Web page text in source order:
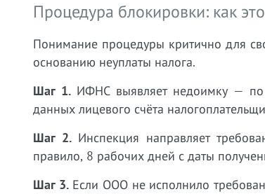
Процедура блокировки: как
Понимание процедуры критично для
основанию неуплаты налога.
Шаг 1.ИФНС выявляет недоимку — по
данных лицевого счёта
Шаг 2.Инспекция направляет
правило, 8 рабочих дней с даты
Шаг 3.Если ООО не исполнило